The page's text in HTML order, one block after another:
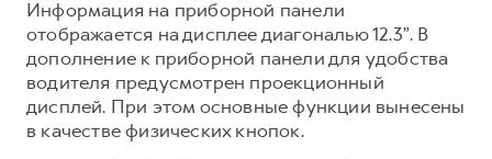
Информация на приборной панели
отображается на дисплее диагональю 12.3”. В
дополнение к приборной панели для удобства
водителя предусмотрен проекционный
дисплей. При этом основные функции вынесены
в качестве физических кнопок.